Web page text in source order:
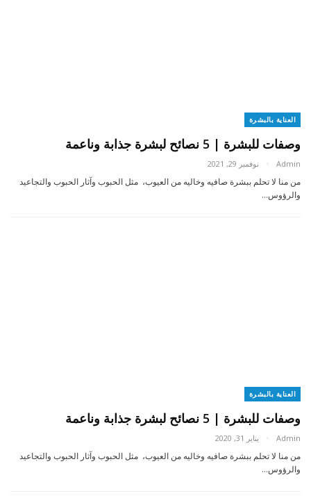
العناية بالبشرة
وصفات للبشرة | 5 نصائح لبشرة جذابة وناعمة
Admin نوفمبر 29, 2021
من منا لا تحلم ببشرة صافيه وخاليه من العيوب، مثل الحبوب وآثار الحبوب والتجاعيد
والرؤوس…
العناية بالبشرة
وصفات للبشرة | 5 نصائح لبشرة جذابة وناعمة
Admin يناير 31, 2020
من منا لا تحلم ببشرة صافيه وخاليه من العيوب، مثل الحبوب وآثار الحبوب والتجاعيد
والرؤوس…